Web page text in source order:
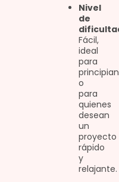
Nivel
de
Fácil,
ideal
para
o
para
quienes
desean
un
proyecto
rápido
y
relajante.